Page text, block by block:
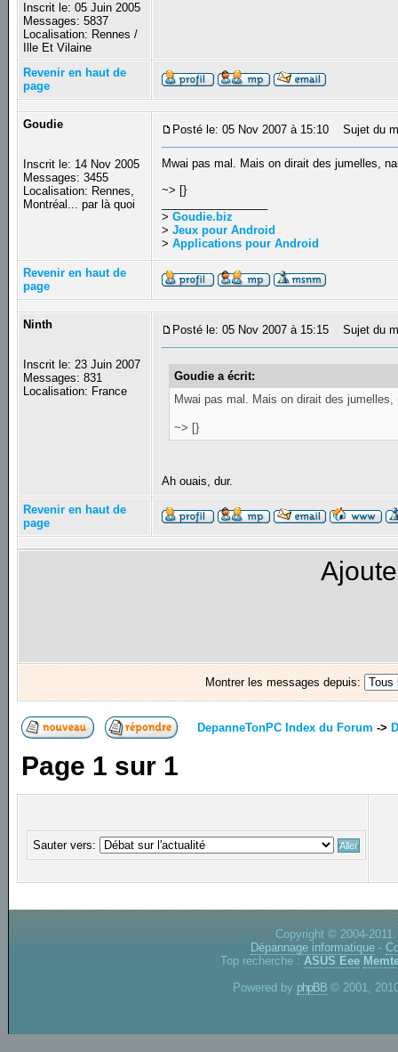
Inscrit le: 05 Juin 2005
Messages: 5837
Localisation: Rennes /
Ille Et Vilaine
Revenir en haut de
page
Goudie
Inscrit le: 14 Nov 2005
Messages: 3455
Localisation: Rennes,
Montréal... par là quoi
Posté le: 05 Nov 2007 à 15:10 Sujet du
Mwai pas mal. Mais on dirait des jumelles,
~> [}
>Goudie.biz
>Jeux pour Android
>Applications pour Android
Revenir en haut de
page
Ninth
Inscrit le: 23 Juin 2007
Messages: 831
Localisation: France
Posté le: 05 Nov 2007 à 15:15 Sujet du
Goudie a écrit:
Mwai pas mal. Mais on dirait des jumelles,
~> [}
Ah ouais, dur.
Revenir en haut de
page
Montrer les messages depuis:
DepanneTonPC Index du Forum ->
Page 1 sur 1
Sauter vers:
Copyright © 2004-
Dépannage informatique -
Top recherche : ASUS Eee
Powered by phpBB © 2001,